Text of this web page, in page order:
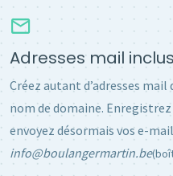
Adresses mail
Créez autant d’adresses mail
nom de domaine.
envoyez désormais vos e-
info@boulangermartin.be